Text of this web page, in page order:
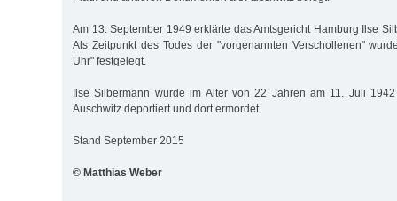
Am 13. September 1949 erklärte das Amtsgericht Hamburg Ilse
Als Zeitpunkt des Todes der "vorgenannten Verschollenen"
Uhr" festgelegt.
Ilse Silbermann wurde im Alter von 22 Jahren am 11. Juli
Auschwitz deportiert und dort ermordet.
Stand September 2015
© Matthias Weber